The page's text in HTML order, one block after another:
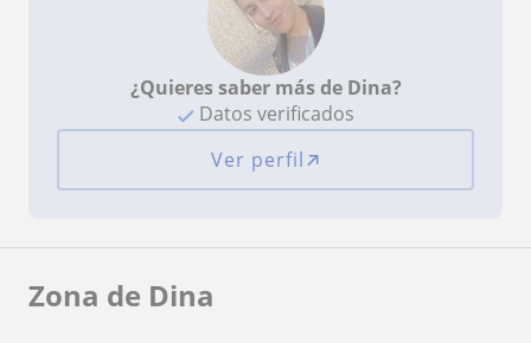
¿Quieres saber más de Dina?
Datos verificados
Ver perfil
Zona de Dina